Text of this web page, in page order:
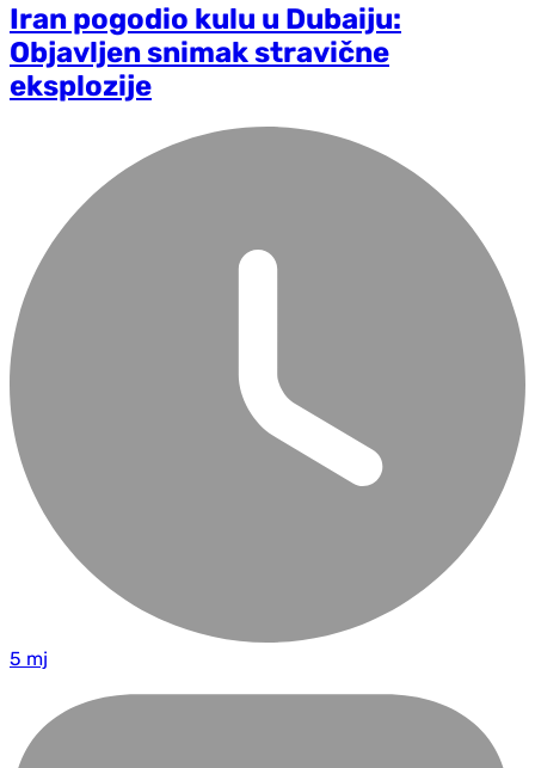
Iran pogodio kulu u Dubaiju:
Objavljen snimak stravične
eksplozije
5 mj